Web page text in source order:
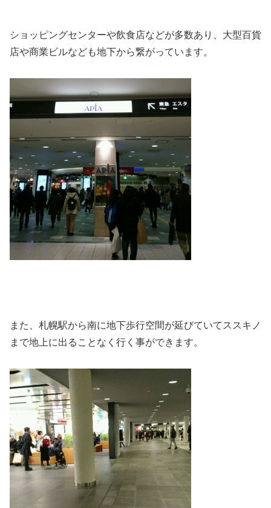
ショッピングセンターや飲食店などが多数あり、大型百貨
店や商業ビルなども地下から繋がっています。
また、札幌駅から南に地下歩行空間が延びていてススキノ
まで地上に出ることなく行く事ができます。